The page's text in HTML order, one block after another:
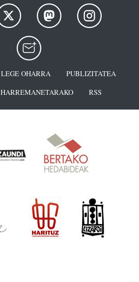
LEGE OHARRA
PUBLIZITATEA
HARREMANETARAKO RSS